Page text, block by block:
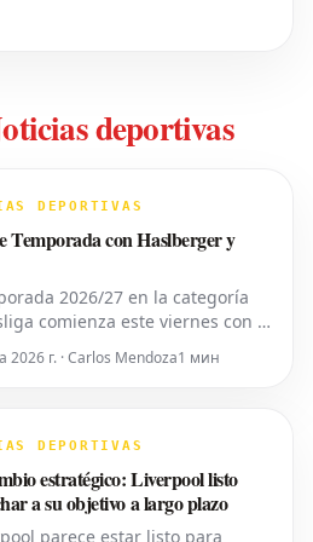
deportivas
DEPORTIVAS
Temporada con Haslberger y
2026/27 en la categoría
comienza este viernes con el
inaugural de la 2. Bundesliga
*VfL Bochum* y el *Hertha
de **Tobias Endriß** y
Speckner**. **Tom Bauer**
2026 г. · Carlos Mendoza1 мин
DEPORTIVAS
estratégico: Liverpool listo
a su objetivo a largo plazo
parece estar listo para